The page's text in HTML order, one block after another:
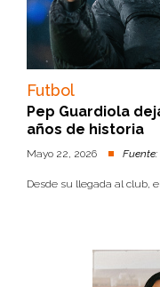
Futbol
Pep Guardiola
años de historia
Mayo 22, 2026 Fuente:
Desde su llegada al club,